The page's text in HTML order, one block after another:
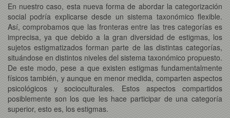
En nuestro caso, esta nueva forma de abordar la categorización
social podría explicarse desde un sistema taxonómico flexible.
Así, comprobamos que las fronteras entre las tres categorías es
imprecisa, ya que debido a la gran diversidad de estigmas, los
sujetos estigmatizados forman parte de las distintas categorías,
situándose en distintos niveles del sistema taxonómico propuesto.
De este modo, pese a que existen estigmas fundamentalmente
físicos también, y aunque en menor medida, comparten aspectos
psicológicos y socioculturales. Estos aspectos compartidos
posiblemente son los que les hace participar de una categoría
superior, esto es, los estigmas.